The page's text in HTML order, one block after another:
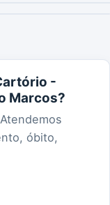
-
Marcos?
óbito,